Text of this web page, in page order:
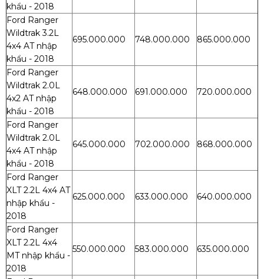
khẩu - 2018
Ford Ranger
Wildtrak 3.2L
4x4 AT nhập
khẩu - 2018
695.000.000 748.000.000 865.000.000
Ford Ranger
Wildtrak 2.0L
4x2 AT nhập
khẩu - 2018
648.000.000 691.000.000 720.000.000
Ford Ranger
Wildtrak 2.0L
4x4 AT nhập
khẩu - 2018
645.000.000 702.000.000 868.000.000
Ford Ranger
XLT 2.2L 4x4 AT
nhập khẩu -
2018
625.000.000 633.000.000 640.000.000
Ford Ranger
XLT 2.2L 4x4
MT nhập khẩu -
2018
550.000.000 583.000.000 635.000.000